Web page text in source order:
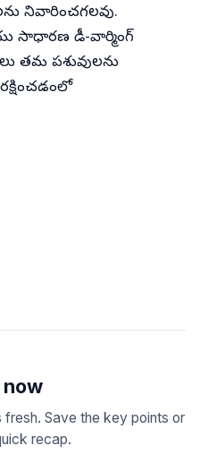
నివారించగలవు.
సాధారణ డీ-వార్మింగ్
తమ పశువులను
now
Save the key points or
recap.